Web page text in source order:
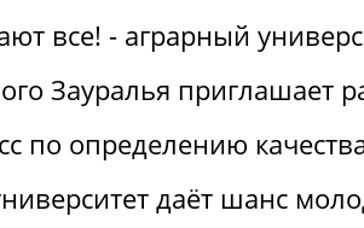
все! - аграрный
Зауралья приглашает
по определению
даёт шанс